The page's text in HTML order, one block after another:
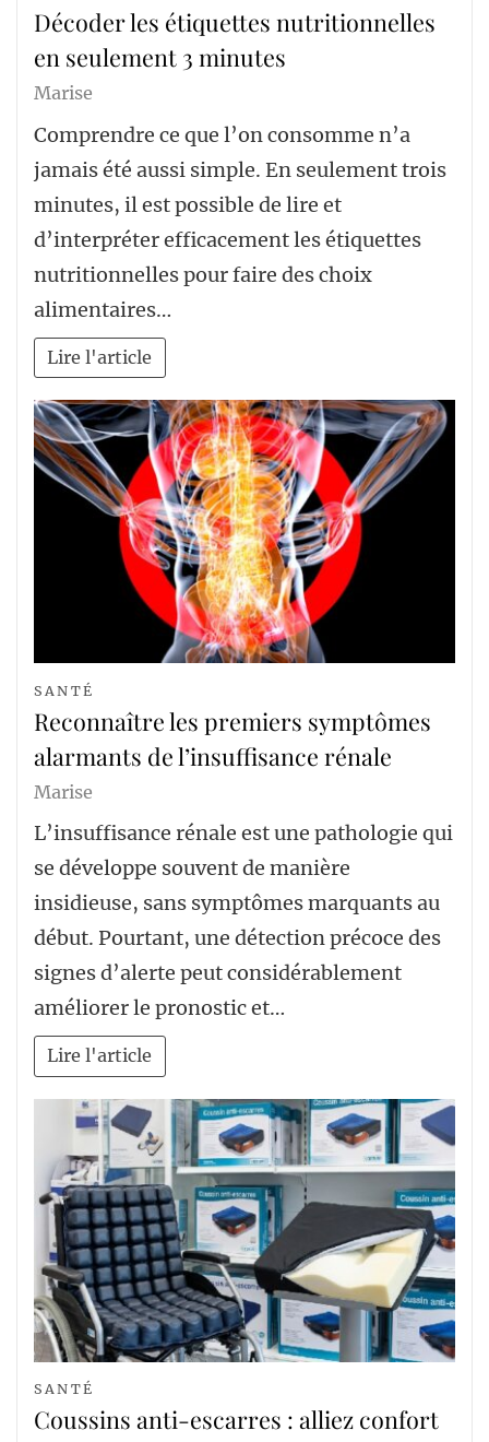
Décoder les étiquettes nutritionnelles
en seulement 3 minutes
Marise
Comprendre ce que l’on consomme n’a
jamais été aussi simple. En seulement trois
minutes, il est possible de lire et
d’interpréter efficacement les étiquettes
nutritionnelles pour faire des choix
alimentaires…
Lire l'article
SANTÉ
Reconnaître les premiers symptômes
alarmants de l’insuffisance rénale
Marise
L’insuffisance rénale est une pathologie qui
se développe souvent de manière
insidieuse, sans symptômes marquants au
début. Pourtant, une détection précoce des
signes d’alerte peut considérablement
améliorer le pronostic et…
Lire l'article
SANTÉ
Coussins anti-escarres : alliez confort